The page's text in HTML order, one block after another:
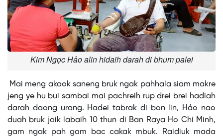
Kim Ngọc Hảo alin hidaih darah di bhum palei
Mai meng akaok saneng bruk ngak pahhala siam makre
jeng ye hu bui sambai mai pachreih rup drei brei hadiah
darah daong urang. Hadei tabrak di bon lin, Hảo nao
duah bruk jaik labaih 10 thun di Ban Raya Ho Chi Minh,
gam ngak pah gam bac cakak mbuk. Raidiuk mada